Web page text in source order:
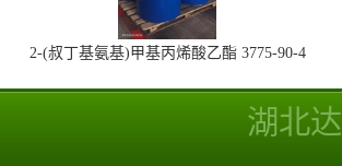
2-(叔丁基氨基)甲基丙烯酸乙酯 3775-90-4
湖北